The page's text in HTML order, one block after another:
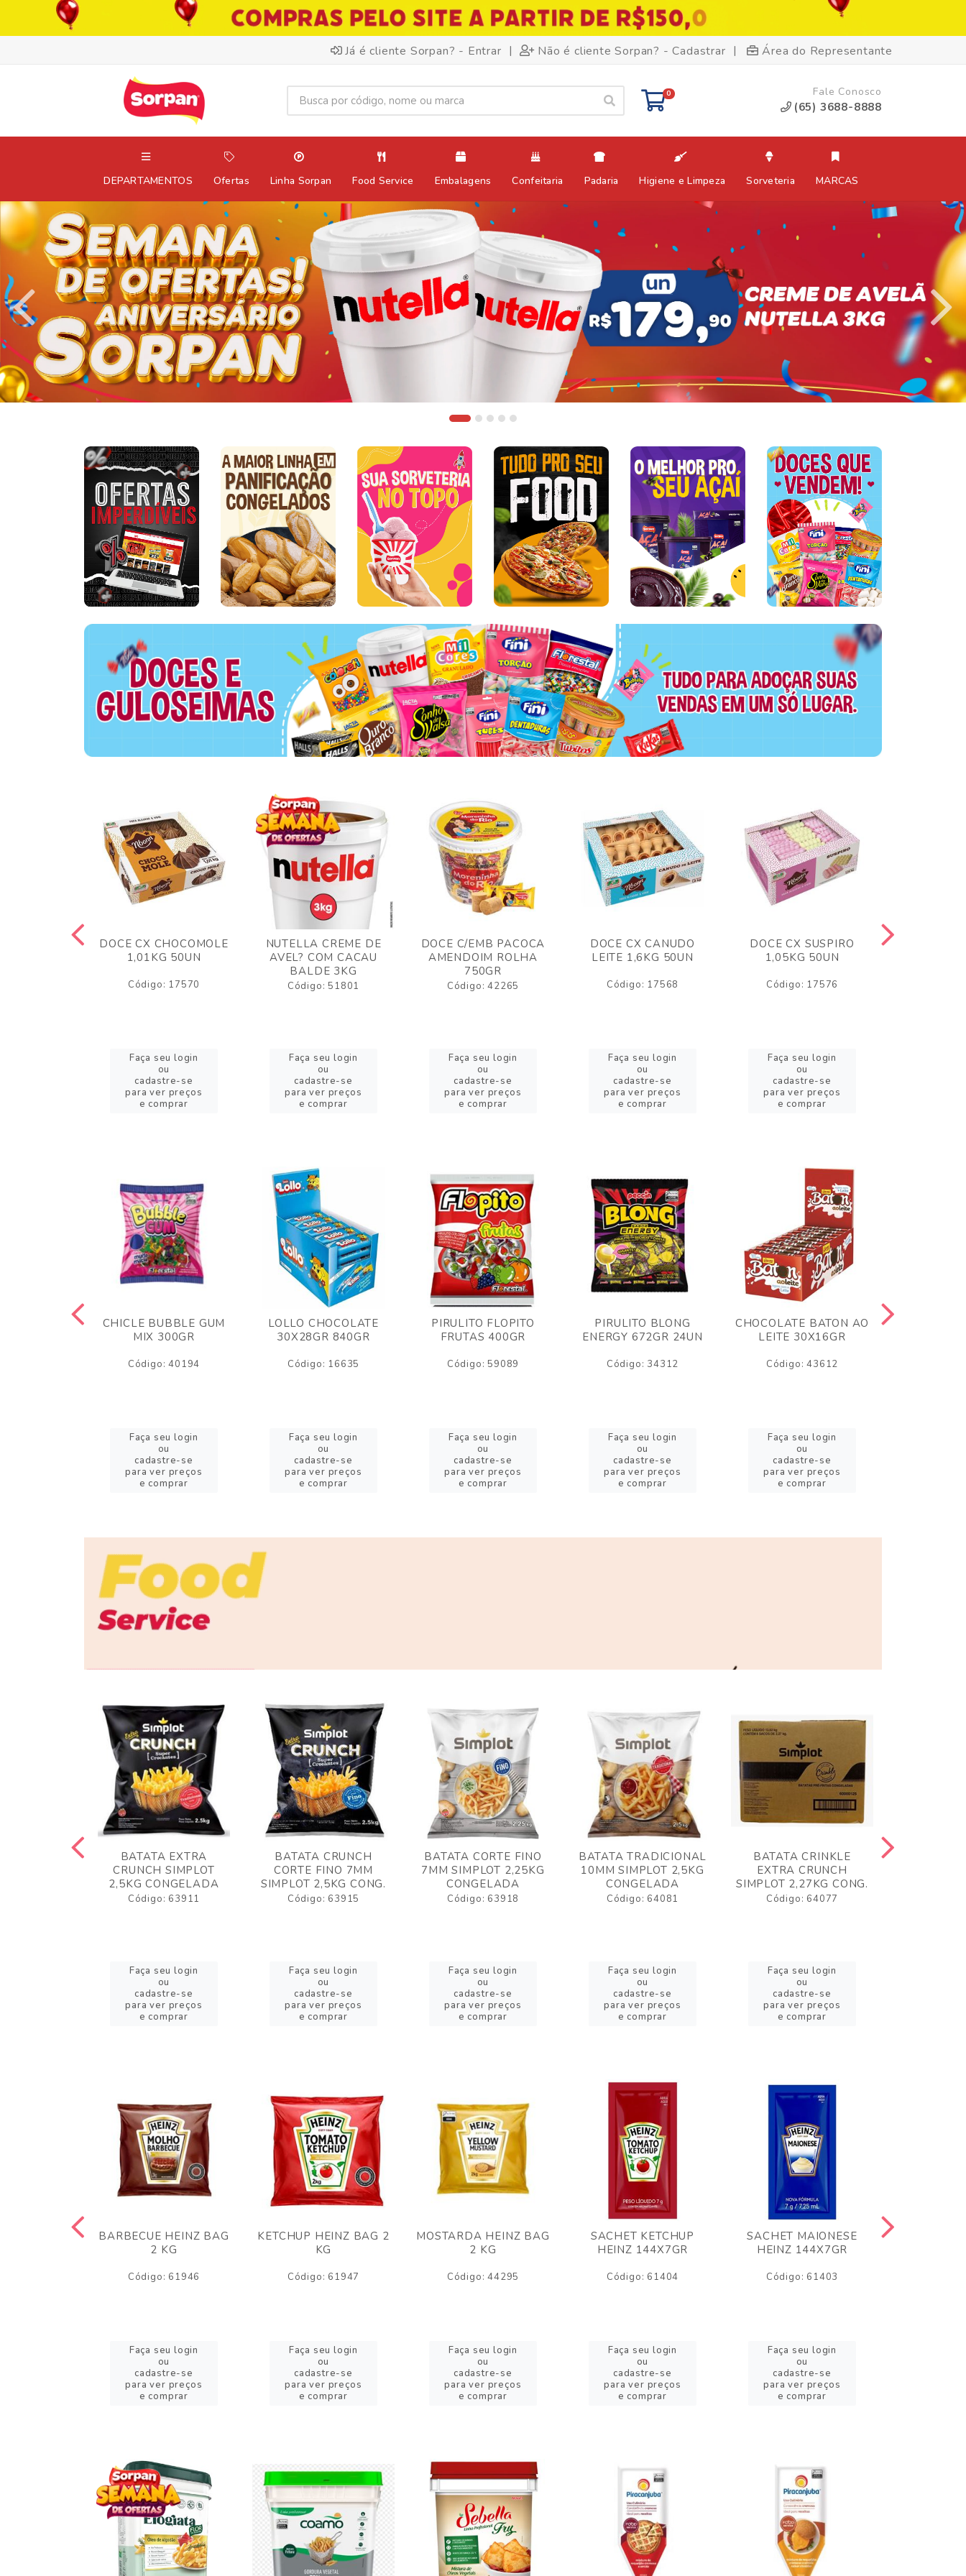
Já é cliente Sorpan? - Entrar | Não é cliente Sorpan? - Cadastrar | Área do Representante
0 Fale Conosco
(65) 3688-8888
DEPARTAMENTOS Ofertas Linha Sorpan Food Service Embalagens Confeitaria Padaria Higiene e Limpeza Sorveteria MARCAS
DOCE CX CHOCOMOLE
1,01KG 50UN
Código: 17570
Faça seu login
ou
cadastre-se
para ver preços
e comprar
NUTELLA CREME DE
AVEL? COM CACAU
BALDE 3KG
Código: 51801
Faça seu login
ou
cadastre-se
para ver preços
e comprar
DOCE C/EMB PACOCA
AMENDOIM ROLHA
750GR
Código: 42265
Faça seu login
ou
cadastre-se
para ver preços
e comprar
DOCE CX CANUDO
LEITE 1,6KG 50UN
Código: 17568
Faça seu login
ou
cadastre-se
para ver preços
e comprar
DOCE CX SUSPIRO
1,05KG 50UN
Código: 17576
Faça seu login
ou
cadastre-se
para ver preços
e comprar
CHICLE BUBBLE GUM
MIX 300GR
Código: 40194
Faça seu login
ou
cadastre-se
para ver preços
e comprar
LOLLO CHOCOLATE
30X28GR 840GR
Código: 16635
Faça seu login
ou
cadastre-se
para ver preços
e comprar
PIRULITO FLOPITO
FRUTAS 400GR
Código: 59089
Faça seu login
ou
cadastre-se
para ver preços
e comprar
PIRULITO BLONG
ENERGY 672GR 24UN
Código: 34312
Faça seu login
ou
cadastre-se
para ver preços
e comprar
CHOCOLATE BATON AO
LEITE 30X16GR
Código: 43612
Faça seu login
ou
cadastre-se
para ver preços
e comprar
BATATA EXTRA
CRUNCH SIMPLOT
2,5KG CONGELADA
Código: 63911
Faça seu login
ou
cadastre-se
para ver preços
e comprar
BATATA CRUNCH
CORTE FINO 7MM
SIMPLOT 2,5KG CONG.
Código: 63915
Faça seu login
ou
cadastre-se
para ver preços
e comprar
BATATA CORTE FINO
7MM SIMPLOT 2,25KG
CONGELADA
Código: 63918
Faça seu login
ou
cadastre-se
para ver preços
e comprar
BATATA TRADICIONAL
10MM SIMPLOT 2,5KG
CONGELADA
Código: 64081
Faça seu login
ou
cadastre-se
para ver preços
e comprar
BATATA CRINKLE
EXTRA CRUNCH
SIMPLOT 2,27KG CONG.
Código: 64077
Faça seu login
ou
cadastre-se
para ver preços
e comprar
BARBECUE HEINZ BAG
2 KG
Código: 61946
Faça seu login
ou
cadastre-se
para ver preços
e comprar
KETCHUP HEINZ BAG 2
KG
Código: 61947
Faça seu login
ou
cadastre-se
para ver preços
e comprar
MOSTARDA HEINZ BAG
2 KG
Código: 44295
Faça seu login
ou
cadastre-se
para ver preços
e comprar
SACHET KETCHUP
HEINZ 144X7GR
Código: 61404
Faça seu login
ou
cadastre-se
para ver preços
e comprar
SACHET MAIONESE
HEINZ 144X7GR
Código: 61403
Faça seu login
ou
cadastre-se
para ver preços
e comprar